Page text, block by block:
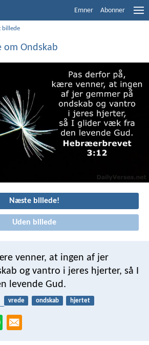
Emner Abonner
billede
Ondskab
Næste billede!
Uden billede
venner, at ingen af jer
og vantro i jeres hjerter, så I
levende Gud.
vrede ondskab
hjertet